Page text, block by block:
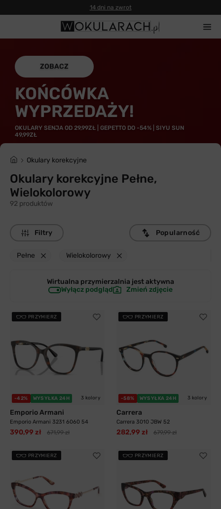
14 dni na zwrot
ZOBACZ
KOŃCÓWKA
WYPRZEDAŻY!
OKULARY SENJA OD 29,99ZŁ | GEPETTO DO -54% | SIYU SUN
49,99ZŁ
Okulary korekcyjne
Okulary korekcyjne Pełne,
Wielokolorowy
92 produktów
Filtry
Pełne Wielokolorowy
Popularność
Wirtualna przymierzalnia jestaktywna
Wyłącz podgląd
Zmień zdjęcie
PRZYMIERZ
-42% WYSYŁKA 24H 3 kolory
Emporio Armani
Emporio Armani 3231 6060 54
390,99 zł 671,99 zł
PRZYMIERZ
-58% WYSYŁKA 24H 3 kolory
Carrera
Carrera 3010 JBW 52
282,99 zł 679,99 zł
PRZYMIERZ PRZYMIERZ